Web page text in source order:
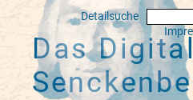
Detailsuche
Das